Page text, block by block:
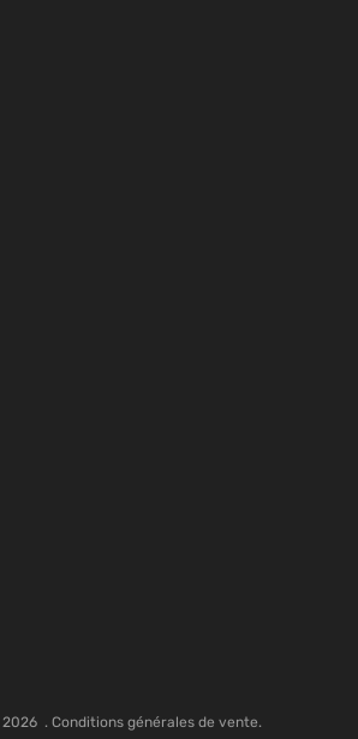
2026 . Conditions générales de vente.